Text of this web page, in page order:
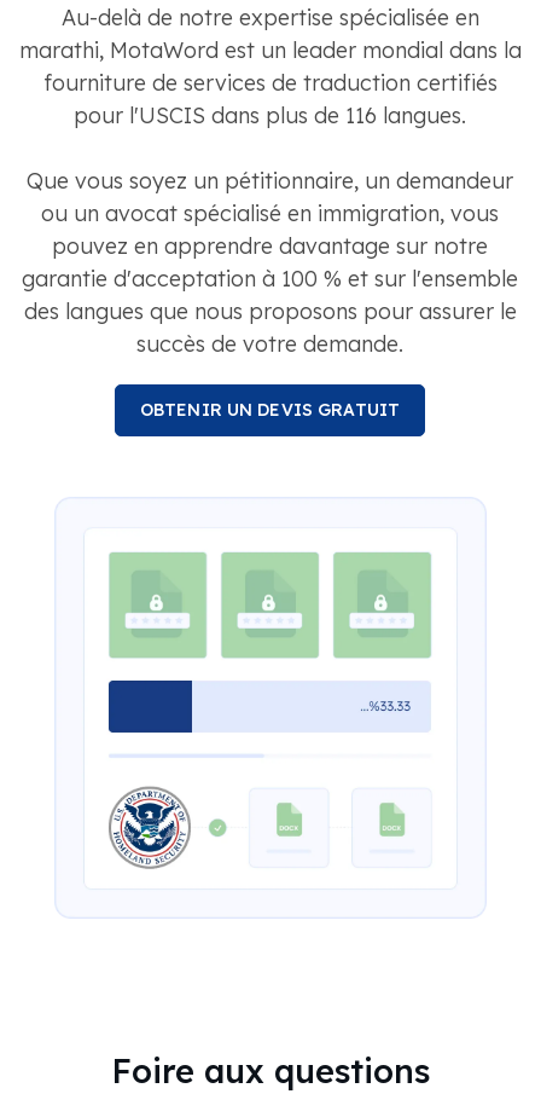
Au-delà de notre expertise spécialisée en
marathi, MotaWord est un leader mondial dans la
fourniture de services de traduction certifiés
pour l'USCIS dans plus de 116 langues.
Que vous soyez un pétitionnaire, un demandeur
ou un avocat spécialisé en immigration, vous
pouvez en apprendre davantage sur notre
garantie d'acceptation à 100 % et sur l'ensemble
des langues que nous proposons pour assurer le
succès de votre demande.
OBTENIR UN DEVIS GRATUIT
Foire aux questions